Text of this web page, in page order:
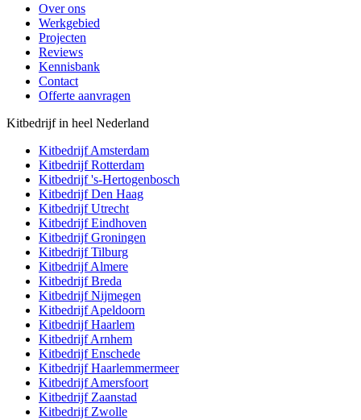
Over ons
Werkgebied
Projecten
Reviews
Kennisbank
Contact
Offerte aanvragen
Kitbedrijf in heel Nederland
KitbedrijfAmsterdam
KitbedrijfRotterdam
Kitbedrijf's-Hertogenbosch
KitbedrijfDen Haag
KitbedrijfUtrecht
KitbedrijfEindhoven
KitbedrijfGroningen
KitbedrijfTilburg
KitbedrijfAlmere
KitbedrijfBreda
KitbedrijfNijmegen
KitbedrijfApeldoorn
KitbedrijfHaarlem
KitbedrijfArnhem
KitbedrijfEnschede
KitbedrijfHaarlemmermeer
KitbedrijfAmersfoort
Kitbedrijf Zaanstad
Kitbedrijf Zwolle